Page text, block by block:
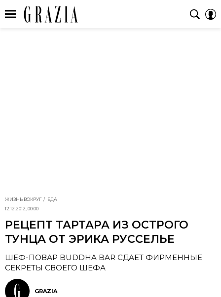
ЖИЗНЬ ВОКРУГ
ЕДА
12.12.2012, 00:00
РЕЦЕПТ ТАРТАРА ИЗ ОСТРОГО
ТУНЦА ОТ ЭРИКА РУССЕЛЬЕ
ШЕФ-ПОВАР BUDDHA BAR СДАЕТ ФИРМЕННЫЕ
СЕКРЕТЫ СВОЕГО ШЕФА
GRAZIA